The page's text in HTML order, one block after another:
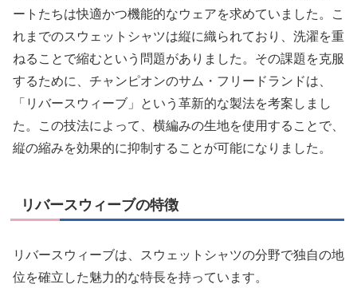
ートたちは快適かつ機能的なウェアを求めていました。こ
れまでのスウェットシャツは縦に織られており、洗濯を重
ねることで縮むという問題がありました。その課題を克服
するために、チャンピオンのサム・フリードランドは、
「リバースウィーブ」という革新的な製法を考案しまし
た。この技法によって、横編みの生地を使用することで、
縦の縮みを効果的に抑制することが可能になりました。
リバースウィーブの特徴
リバースウィーブは、スウェットシャツの分野で独自の地
位を確立した魅力的な特長を持っています。